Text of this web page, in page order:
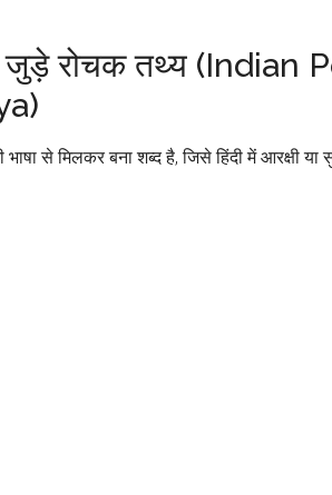
जुड़े रोचक तथ्य (Indian
से मिलकर बना शब्द है, जिसे हिंदी में आरक्षी या